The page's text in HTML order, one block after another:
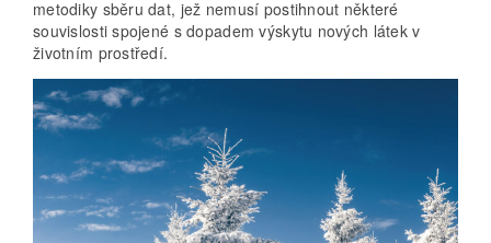
metodiky sběru dat, jež nemusí postihnout některé
souvislosti spojené s dopadem výskytu nových látek v
životním prostředí.